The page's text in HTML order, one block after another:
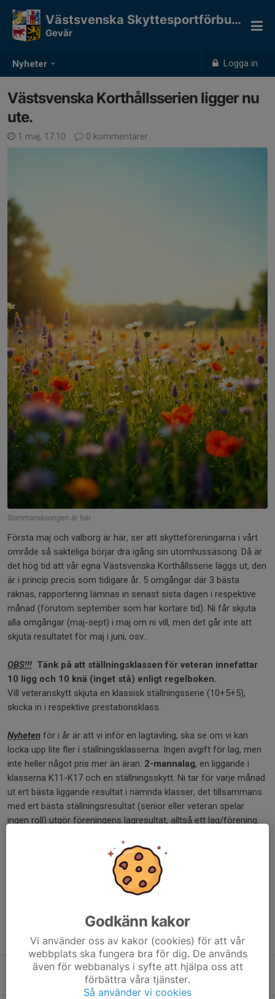
Nyheter Logga in
Västsvenska Skyttesportförbundet
Gevär
Västsvenska Korthållsserien ligger nu
ute.
1 maj, 17:10 0 kommentarer
Sommarsäsongen är här.
Första maj och valborg är här, ser att skytteföreningarna i vårt
område så sakteliga börjar dra igång sin utomhussäsong. Då är
det hög tid att vår egna Västsvenska Korthållsserie läggs ut, den
är i princip precis som tidigare år. 5 omgångar där 3 bästa
räknas, rapportering lämnas in senast sista dagen i respektive
månad (förutom september som har kortare tid). Ni får skjuta
alla omgångar (maj-sept) i maj om ni vill, men det går inte att
skjuta resultatet för maj i juni, osv..
OBS!!! Tänk på att ställningsklassen för veteran innefattar
10 ligg och 10 knä (inget stå) enligt regelboken.
Vill veteranskytt skjuta en klassisk ställningsserie (10+5+5),
skicka in i respektive prestationsklass.
Nyheten för i år är att vi inför en lagtävling, ska se om vi kan
locka upp lite fler i ställningsklasserna. Ingen avgift för lag, men
inte heller något pris mer än äran. 2-mannalag, en liggande i
klasserna K11-K17 och en ställningsskytt. Ni tar för varje månad
ut ert bästa liggande resultat i nämnda klasser, det tillsammans
med ert bästa ställningsresultat (senior eller veteran spelar
ingen roll) utgör föreningens lagresultat, alltså ett lag/förening.
Inbjudan 2026 Västsvenska Korthållsserie
Tidigare nyheter
Dags att anmäla sig för tävlingar.
Idag, 12:48 0
Godkänn kakor
Vi använder oss av kakor (cookies) för att vår
webbplats ska fungera bra för dig. De används
även för webbanalys i syfte att hjälpa oss att
förbättra våra tjänster.
Så använder vi cookies